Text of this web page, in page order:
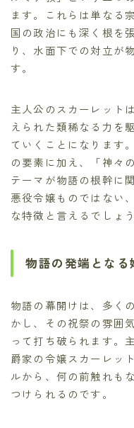
ます。これらは単なる
国の政治にも深く根を
り、水面下での対立が
す。
主人公のスカーレット
えられた類稀なる力を
ていくことになります
の要素に加え、「神々
テーマが物語の根幹に
悪役令嬢ものではない
な特徴と言えるでしょう
物語の発端となる
物語の幕開けは、多く
かし、その祝祭の雰囲
って打ち破られます。
爵家の令嬢スカーレッ
ルから、何の前触れも
つけられるのです。